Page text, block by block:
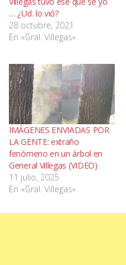
… ¿Ud. lo vió?
28 octubre, 2021
En «Gral. Villegas»
IMÁGENES ENVIADAS POR
LA GENTE: extraño
fenómeno en un árbol en
General Villegas (VIDEO)
11 julio, 2025
En «Gral. Villegas»